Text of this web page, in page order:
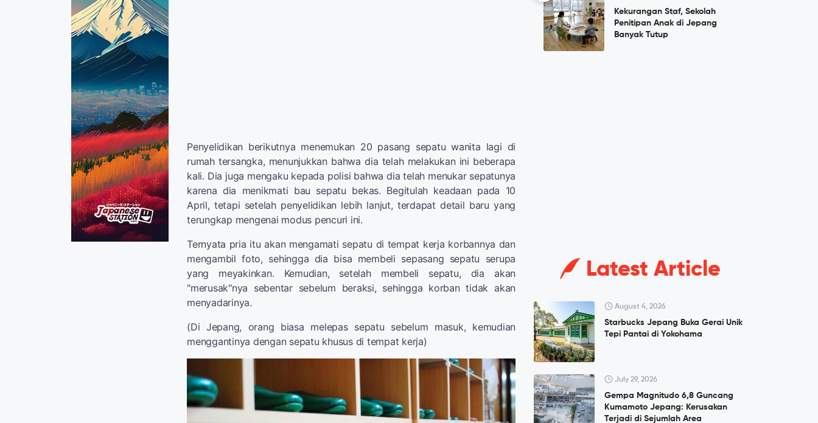
Penyelidikan berikutnya menemukan 20 pasang sepatu wanita lagi di
rumah tersangka, menunjukkan bahwa dia telah melakukan ini beberapa
kali. Dia juga mengaku kepada polisi bahwa dia telah menukar sepatunya
karena dia menikmati bau sepatu bekas. Begitulah keadaan pada 10
April, tetapi setelah penyelidikan lebih lanjut, terdapat detail baru yang
terungkap mengenai modus pencuri ini.
Ternyata pria itu akan mengamati sepatu di tempat kerja korbannya dan
mengambil foto, sehingga dia bisa membeli sepasang sepatu serupa
yang meyakinkan. Kemudian, setelah membeli sepatu, dia akan
"merusak"nya sebentar sebelum beraksi, sehingga korban tidak akan
menyadarinya.
(Di Jepang, orang biasa melepas sepatu sebelum masuk, kemudian
menggantinya dengan sepatu khusus di tempat kerja)
Kekurangan Staf, Sekolah
Penitipan Anak di Jepang
Banyak Tutup
Latest Article
August 4, 2026
Starbucks Jepang Buka Gerai Unik
Tepi Pantai di Yokohama
July 29, 2026
Gempa Magnitudo 6,8 Guncang
Kumamoto Jepang: Kerusakan
Terjadi di Sejumlah Area